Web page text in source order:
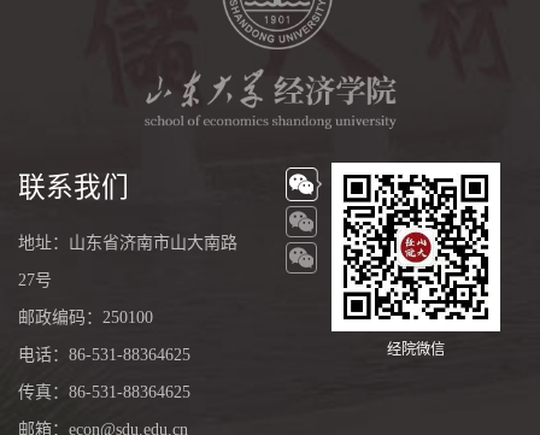
联系我们
地址：山东省济南市山大南路
27号
邮政编码：250100
电话：86-531-88364625
传真：86-531-88364625
邮箱：econ@sdu.edu.cn
经院微信